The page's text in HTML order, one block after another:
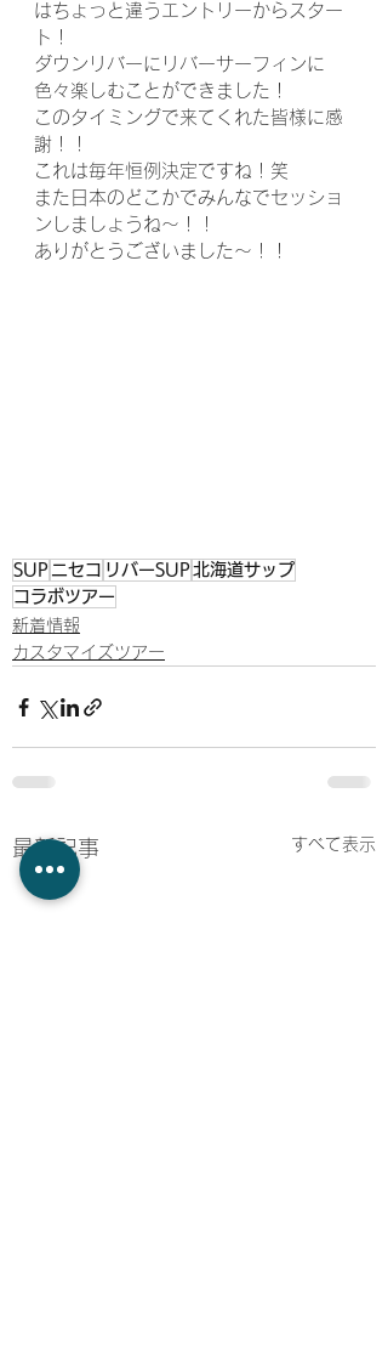
はちょっと違うエントリーからスター
ト！
ダウンリバーにリバーサーフィンに
色々楽しむことができました！
このタイミングで来てくれた皆様に感
謝！！
これは毎年恒例決定ですね！笑
また日本のどこかでみんなでセッショ
ンしましょうね〜！！
ありがとうございました〜！！
SUP ニセコ リバーSUP北海道サップ
コラボツアー
新着情報
カスタマイズツアー
最新記事 すべて表示